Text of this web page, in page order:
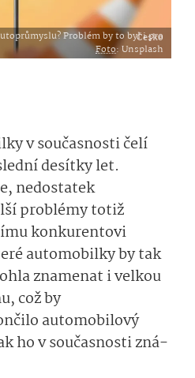
Blíží se krach evropského autoprůmyslu? Problém by to byl i pro Česko
Foto: Unsplash
v současnosti čelí
desítky let.
nedostatek
problémy totiž
konkurentovi
automobilky by tak
znamenat i velkou
což by
automobilový
ho v současnosti zná­